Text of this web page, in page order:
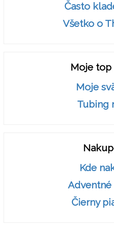
Často
Všetko o
Moje
Moje
Tubing
Kde
Čierny